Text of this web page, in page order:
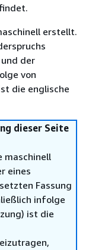
erstellt.
der
von
die englische
dieser Seite
maschinell
eines
Fassung
infolge
ist die